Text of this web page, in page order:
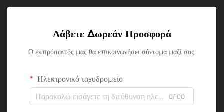
Λάβετε Δωρεάν Προσφορά
Ο εκπρόσωπός μας θα επικοινωνήσει σύντομα μαζί σας.
Ηλεκτρονικό ταχυδρομείο
0/100